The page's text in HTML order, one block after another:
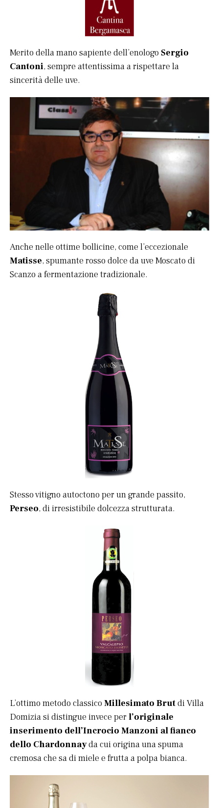
Merito della mano sapiente dell’enologo Sergio
Cantoni, sempre attentissima a rispettare la
sincerità delle uve.
Anche nelle ottime bollicine, come l’eccezionale
Matisse, spumante rosso dolce da uve Moscato di
Scanzo a fermentazione tradizionale.
Stesso vitigno autoctono per un grande passito,
Perseo, di irresistibile dolcezza strutturata.
L’ottimo metodo classico Millesimato Brutdi Villa
Domizia si distingue invece perl’originale
inserimento dell’Incrocio Manzoni al fianco
dello Chardonnayda cui origina una spuma
cremosa che sa di miele e frutta a polpa bianca.